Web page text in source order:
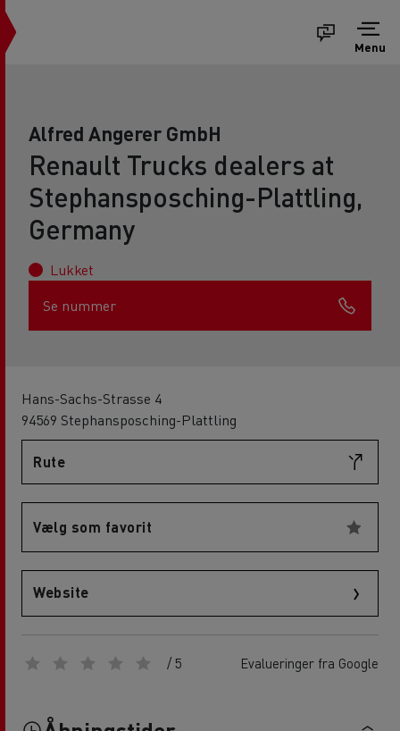
Menu
Alfred Angerer GmbH
Renault Trucks dealers at
Stephansposching-Plattling,
Germany
Lukket
Se nummer
Hans-Sachs-Strasse 4
94569 Stephansposching-Plattling
Rute
Vælg som favorit
Website
/ 5 Evalueringer fra Google